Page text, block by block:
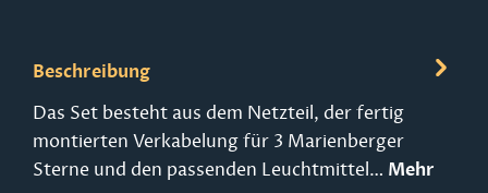
Beschreibung
Das Set besteht aus dem Netzteil, der fertig
montierten Verkabelung für 3 Marienberger
Sterne und den passenden Leuchtmittel… Mehr